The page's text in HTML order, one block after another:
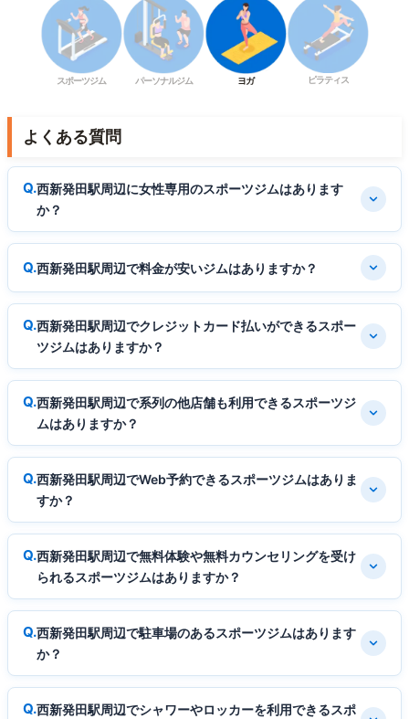
スポーツジム パーソナルジム ヨガ ピラティス
よくある質問
西新発田駅周辺に女性専用のスポーツジムはあります
か？
西新発田駅周辺で料金が安いジムはありますか？
西新発田駅周辺でクレジットカード払いができるスポー
ツジムはありますか？
西新発田駅周辺で系列の他店舗も利用できるスポーツジ
ムはありますか？
西新発田駅周辺でWeb予約できるスポーツジムはありま
すか？
西新発田駅周辺で無料体験や無料カウンセリングを受け
られるスポーツジムはありますか？
西新発田駅周辺で駐車場のあるスポーツジムはあります
か？
西新発田駅周辺でシャワーやロッカーを利用できるスポ